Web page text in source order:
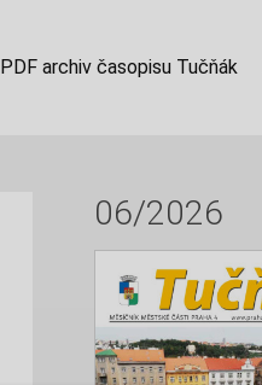
PDF archiv časopisu Tučňák
06/2026